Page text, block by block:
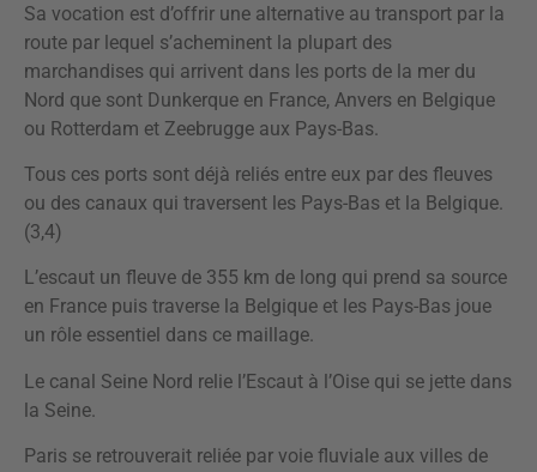
Sa vocation est d’offrir une alternative au transport par la
route par lequel s’acheminent la plupart des
marchandises qui arrivent dans les ports de la mer du
Nord que sont Dunkerque en France, Anvers en Belgique
ou Rotterdam et Zeebrugge aux Pays-Bas.
Tous ces ports sont déjà reliés entre eux par des fleuves
ou des canaux qui traversent les Pays-Bas et la Belgique.
(3,4)
L’escaut un fleuve de 355 km de long qui prend sa source
en France puis traverse la Belgique et les Pays-Bas joue
un rôle essentiel dans ce maillage.
Le canal Seine Nord relie l’Escaut à l’Oise qui se jette dans
la Seine.
Paris se retrouverait reliée par voie fluviale aux villes de